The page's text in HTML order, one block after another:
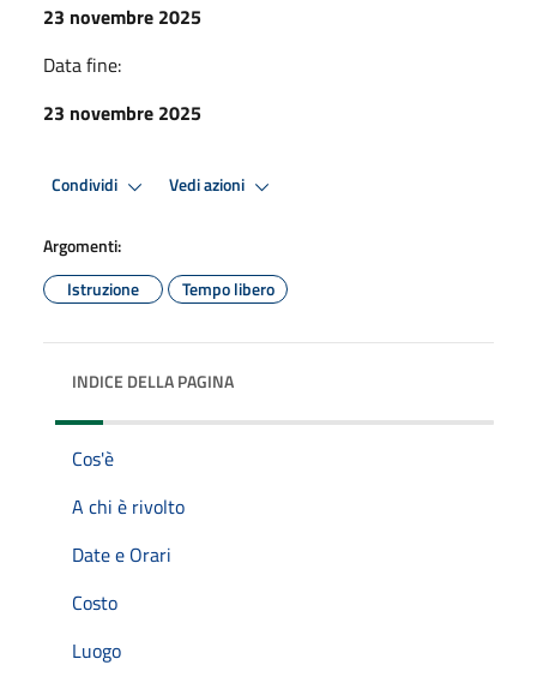
23 novembre 2025
Data fine:
23 novembre 2025
Condividi Vedi azioni
Argomenti:
Istruzione
Tempo libero
INDICE DELLA PAGINA
Cos'è
A chi è rivolto
Date e Orari
Costo
Luogo